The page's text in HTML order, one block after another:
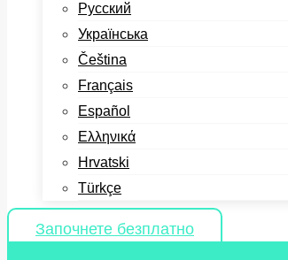
Русский
Українська
Čeština
Français
Español
Ελληνικά
Hrvatski
Türkçe
Започнете безплатно